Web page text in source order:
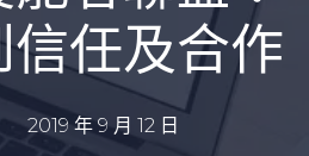
任及合作
2019 年 9 月 12 日